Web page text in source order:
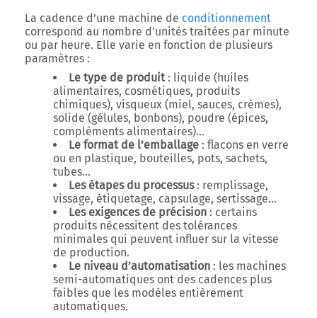
La cadence d’une machine de conditionnement
correspond au nombre d’unités traitées par minute
ou par heure. Elle varie en fonction de plusieurs
paramètres :
Le type de produit: liquide (huiles
alimentaires, cosmétiques, produits
chimiques), visqueux (miel, sauces, crèmes),
solide (gélules, bonbons), poudre (épices,
compléments alimentaires)…
Le format de l’emballage : flacons en verre
ou en plastique, bouteilles, pots, sachets,
tubes…
Les étapes du processus: remplissage,
vissage, étiquetage, capsulage, sertissage…
Les exigences de précision : certains
produits nécessitent des tolérances
minimales qui peuvent influer sur la vitesse
de production.
Le niveau d’automatisation : les machines
semi-automatiques ont des cadences plus
faibles que les modèles entièrement
automatiques.